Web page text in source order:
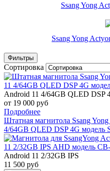
Ssang Yong
Ssang Yong
Фильтры
Сортировка
Android 11 4/64GB QLED DSP
от 19 000 руб
Подробнее
Штатная магнитола Ssang
4/64GB QLED DSP 4G модель
Android 11 2/32GB IPS
11 500 руб